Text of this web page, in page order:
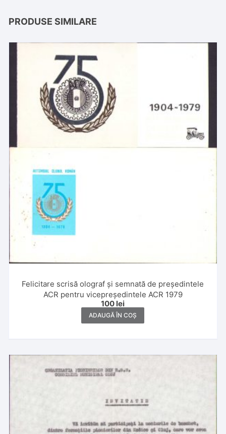
PRODUSE SIMILARE
Felicitare scrisă olograf și semnată de președintele
ACR pentru vicepreședintele ACR 1979
100 lei
ADAUGĂ ÎN COȘ